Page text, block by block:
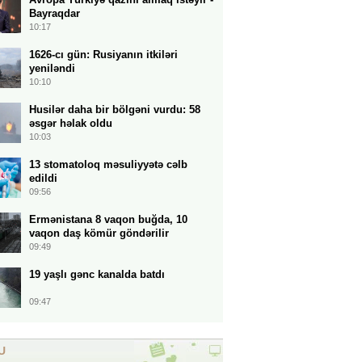
Bayraqdar
10:17
1626-cı gün: Rusiyanın itkiləri
yeniləndi
10:10
Husilər daha bir bölgəni vurdu: 58
əsgər həlak oldu
10:03
13 stomatoloq məsuliyyətə cəlb
edildi
09:56
Ermənistana 8 vaqon buğda, 10
vaqon daş kömür göndərilir
09:49
19 yaşlı gənc kanalda batdı
09:47